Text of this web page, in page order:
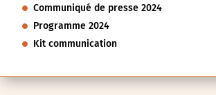
Communiqué de presse 2024
Programme 2024
Kit communication